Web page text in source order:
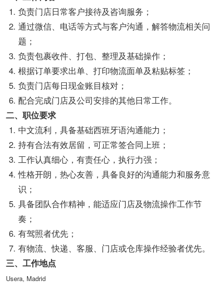
负责门店日常客户接待及咨询服务；
通过微信、电话等方式与客户沟通，解答物流相关问
题；
负责包裹收件、打包、整理及基础操作；
根据订单要求出单、打印物流面单及粘贴标签；
负责门店每日现金账目核对；
配合完成门店及公司安排的其他日常工作。
二、职位要求
中文流利，具备基础西班牙语沟通能力；
持有合法有效居留，可正常签合同上班；
工作认真细心，有责任心，执行力强；
性格开朗，热心友善，具备良好的沟通能力和服务意
识；
具备团队合作精神，能适应门店及物流操作工作节
奏；
有驾照者优先；
有物流、快递、客服、门店或仓库操作经验者优先。
三、工作地点
Usera, Madrid